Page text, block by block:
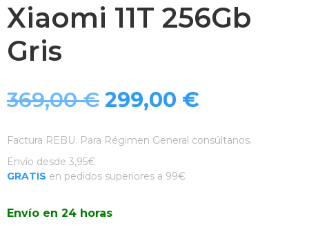
Xiaomi 11T 256Gb
Gris
369,00€ El
precio
369,00 €.
299,00 €
precio
Factura REBU. Para Régimen General consúltanos.
Envío desde 3,95€
GRATIS en pedidos superiores a 99€
Envío en 24 horas